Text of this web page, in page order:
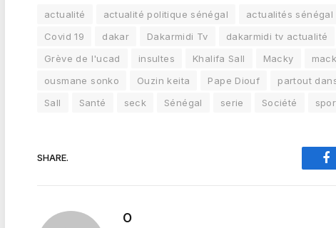
actualité actualité politique sénégal actualités sénégal
Covid 19
dakar Dakarmidi Tv dakarmidi tv actualité
Grève de l'ucad
insultes Khalifa Sall Macky
ousmane sonko
Ouzin keita Pape Diouf partout
Sall
Santé seck Sénégal serie Société
SHARE.
O